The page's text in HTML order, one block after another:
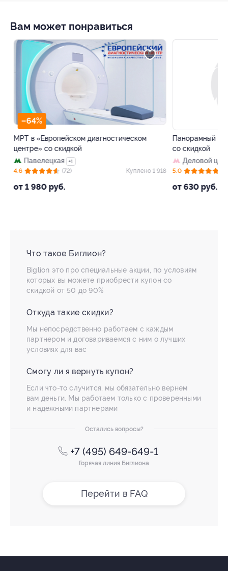
Вам может понравиться
–64%
МРТ в «Европейском диагностическом
центре» со скидкой
Павелецкая
+1
от 1 980 руб.
4.6 (72) Куплено 1 918
Панорамный
со скидкой
Деловой
от 630 руб.
5.0
Что такое Биглион?
Biglion это про специальные акции, по условиям
которых вы можете приобрести купон со
скидкой от 50 до 90%
Откуда такие скидки?
Мы непосредственно работаем с каждым
партнером и договариваемся с ним о лучших
условиях для вас
Смогу ли я вернуть купон?
Если что-то случится, мы обязательно вернем
вам деньги. Мы работаем только с проверенными
и надежными партнерами
Остались вопросы?
+7 (495) 649-649-1
Горячая линия Биглиона
Перейти в FAQ